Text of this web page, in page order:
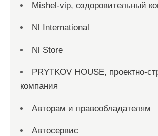
Mishel-vip, оздоровительный
Nl International
Nl Store
PRYTKOV HOUSE, проектно-
компания
Авторам и правообладателям
Автосервис